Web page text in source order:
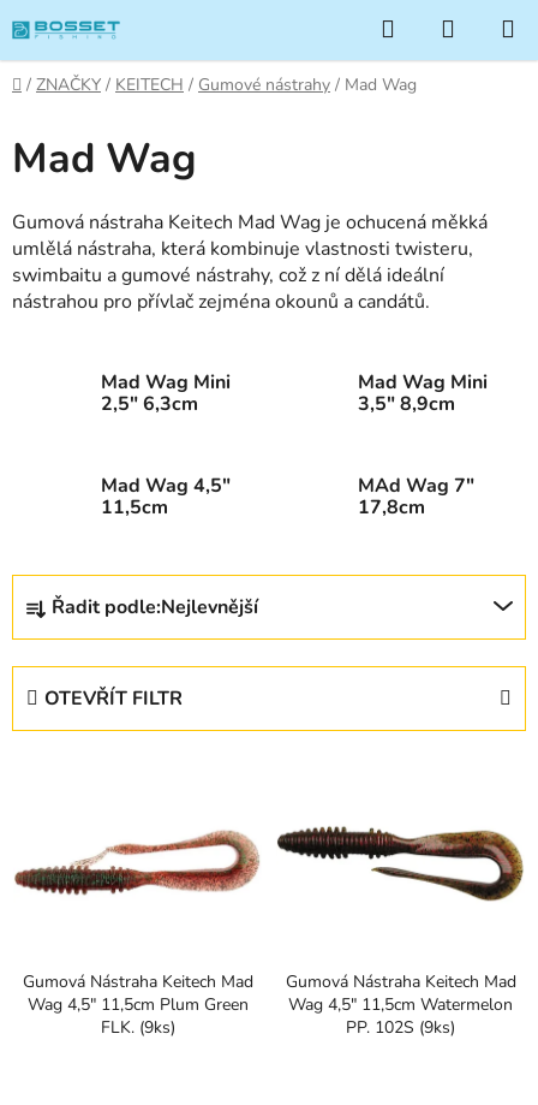
na
obsah
Hledat
KOŠÍK
Domů
/ ZNAČKY / KEITECH / Gumové nástrahy / Mad Wag
Mad Wag
Gumová nástraha Keitech Mad Wag je ochucená měkká
umlělá nástraha, která kombinuje vlastnosti twisteru,
swimbaitu a gumové nástrahy, což z ní dělá ideální
nástrahou pro přívlač zejména okounů a candátů.
Mad Wag Mini
2,5" 6,3cm
Mad Wag Mini
3,5" 8,9cm
Mad Wag 4,5"
11,5cm
MAd Wag 7"
17,8cm
Ř
z
d
ů
Řadit podle:Nejlevnější
OTEVŘÍT FILTR
i
s
oGumová Nástraha Keitech Mad
Wag 4,5" 11,5cm Plum Green
FLK. (9ks)
Gumová Nástraha Keitech Mad
Wag 4,5" 11,5cm Watermelon
PP. 102S (9ks)